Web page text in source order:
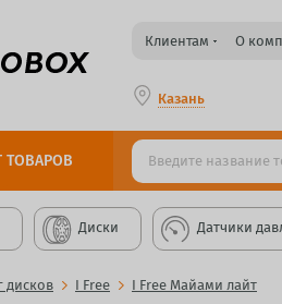
Клиентам О
Казань
ТОВАРОВ
Диски Датчики
дисков I Free I Free Майами лайт